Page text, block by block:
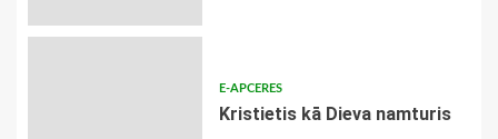
E-APCERES
Kristietis kā Dieva namturis